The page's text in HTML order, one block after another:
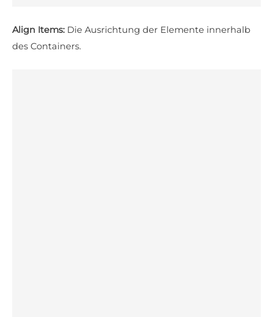
Align Items: Die Ausrichtung der Elemente innerhalb
des Containers.